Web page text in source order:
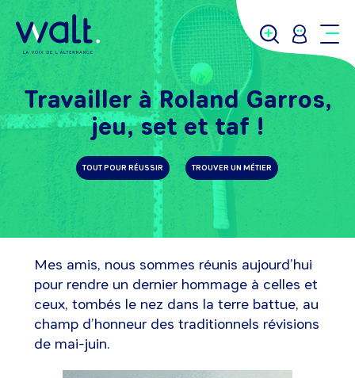
Travailler à Roland Garros,
jeu, set et taf !
TOUT POUR RÉUSSIR TROUVER UN MÉTIER
Mes amis, nous sommes réunis aujourd’hui
pour rendre un dernier hommage à celles et
ceux, tombés le nez dans la terre battue, au
champ d’honneur des traditionnels révisions
de mai-juin.